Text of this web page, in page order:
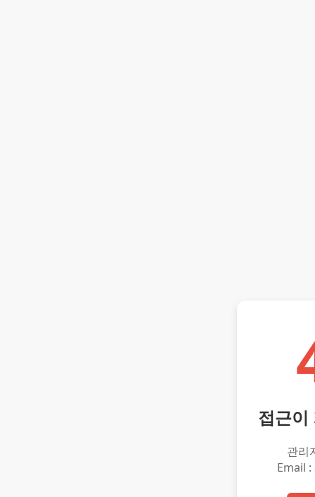
접근이
관리
Email